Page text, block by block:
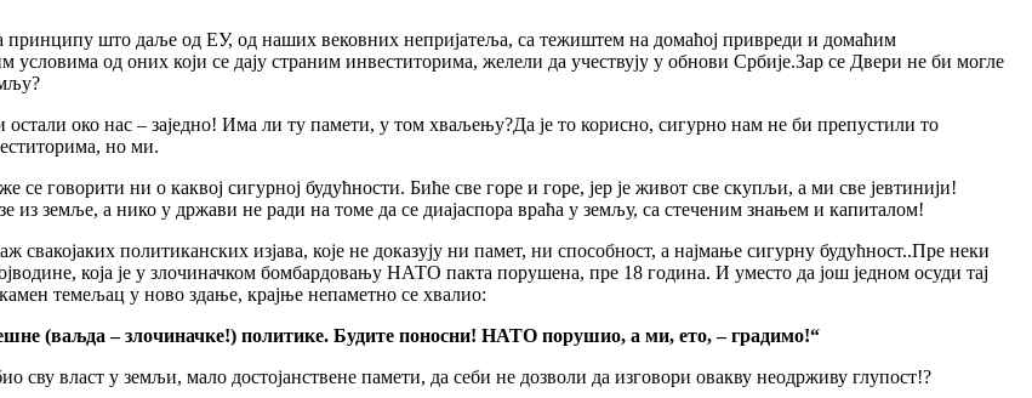
што даље од ЕУ, од наших вековних непријатеља, са тежиштем на домаћој привреди и домаћим
од оних који се дају страним инвеститорима, желели да учествују у обнови Србије.Зар се Двери не би могле
око нас – заједно! Има ли ту памети, у том хваљењу?Да је то корисно, сигурно нам не би препустили то
но ми.
говорити ни о каквој сигурној будућности. Биће све горе и горе, јер је живот све скупљи, а ми све јевтинији!
из земље, а нико у држави не ради на томе да се диајаспора враћа у земљу, са стеченим знањем и капиталом!
свакојаких политиканских изјава, које не доказују ни памет, ни способност, а најмање сигурну будућност..Пре неки
која је у злочиначком бомбардовању НАТО пакта порушена, пре 18 година. И уместо да још једном осуди тај
темељац у ново здање, крајње непаметно се хвалио:
(ваљда – злочиначке!) политике. Будите поносни! НАТО порушио, а ми, ето, – градимо!“
сву власт у земљи, мало достојанствене памети, да себи не дозволи да изговори овакву неодрживу глупост!?